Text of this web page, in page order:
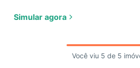
Simular agora
Você viu 5 de 5